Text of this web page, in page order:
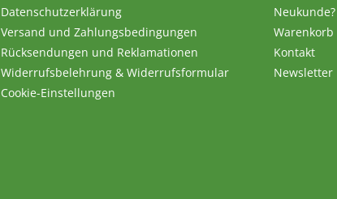
Datenschutzerklärung
Versand und Zahlungsbedingungen
Rücksendungen und Reklamationen
Widerrufsbelehrung & Widerrufsformular
Cookie-Einstellungen
Neukunde?
Warenkorb
Kontakt
Newsletter